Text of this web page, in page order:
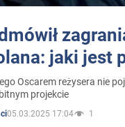
jaki jest
Oscarem reżysera nie
projekcie
05.03.2025 17:04 1